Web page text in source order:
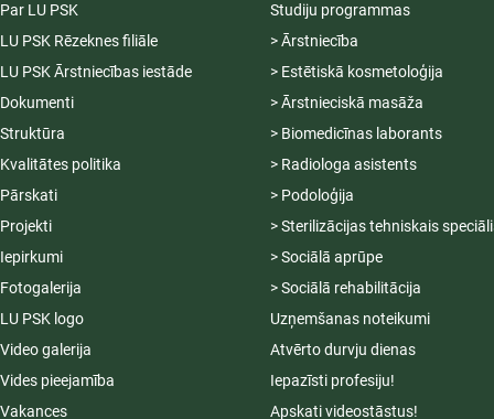
Par LU PSK
LU PSK Rēzeknes filiāle
LU PSK Ārstniecības iestāde
Dokumenti
Struktūra
Kvalitātes politika
Pārskati
Projekti
Iepirkumi
Fotogalerija
LU PSK logo
Video galerija
Vides pieejamība
Vakances
Studiju programmas
> Ārstniecība
> Estētiskā kosmetoloģija
> Ārstnieciskā masāža
> Biomedicīnas laborants
> Radiologa asistents
> Podoloģija
> Sterilizācijas tehniskais
> Sociālā aprūpe
> Sociālā rehabilitācija
Uzņemšanas noteikumi
Atvērto durvju dienas
Iepazīsti profesiju!
Apskati videostāstus!